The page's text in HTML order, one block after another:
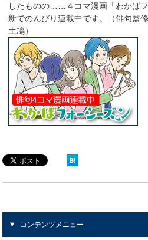
したものの……４コマ漫画「わかば
新でのんびり連載中です。（俳句監
土鳩）
コンテンツメニュー